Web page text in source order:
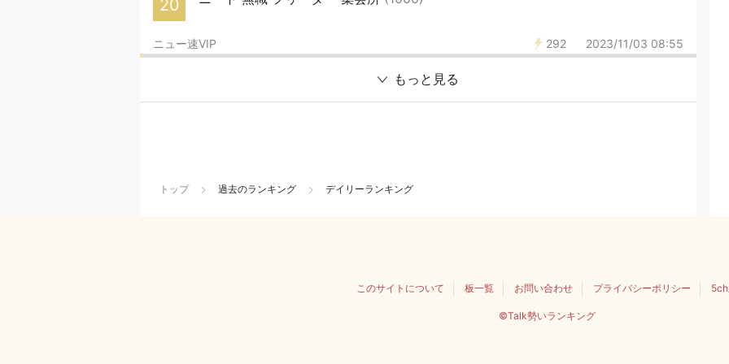
20
292 2023/11/03 08:55
ニュー速VIP
もっと見る
トップ 過去のランキング デイリーランキング
このサイトについて 板一覧 お問い合わせ プライバシーポリシー
©Talk勢いランキング